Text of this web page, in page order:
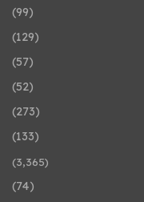
(99)
(129)
(57)
(52)
(273)
(133)
(3٬365)
(74)